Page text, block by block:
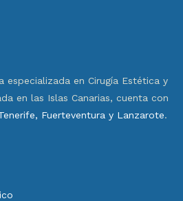
especializada en Cirugía Estética y
en las Islas Canarias, cuenta con
Fuerteventura y Lanzarote.